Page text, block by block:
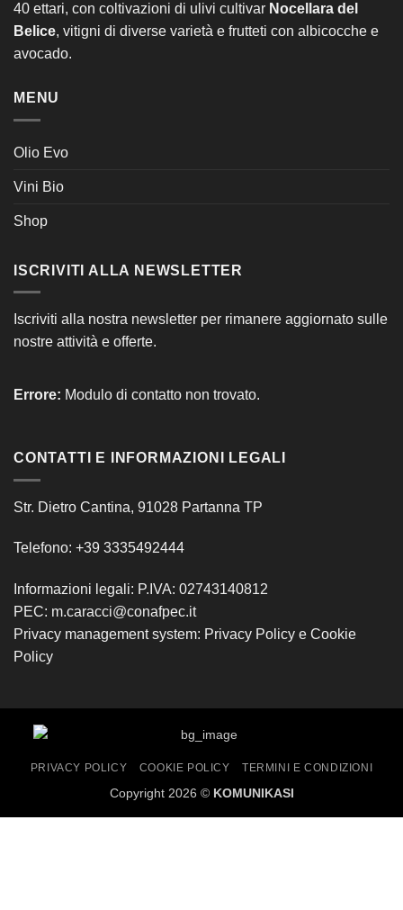
40 ettari, con coltivazioni di ulivi cultivar Nocellara del
Belice, vitigni di diverse varietà e frutteti con albicocche e
avocado.
MENU
Olio Evo
Vini Bio
Shop
ISCRIVITI ALLA NEWSLETTER
Iscriviti alla nostra newsletter per rimanere aggiornato sulle
nostre attività e offerte.
Errore: Modulo di contatto non trovato.
CONTATTI E INFORMAZIONI LEGALI
Str. Dietro Cantina, 91028 Partanna TP
Telefono: +39 3335492444
Informazioni legali: P.IVA: 02743140812
PEC: m.caracci@conafpec.it
Privacy management system: Privacy Policy e Cookie
Policy
PRIVACY POLICY COOKIE POLICY TERMINI E CONDIZIONI
Copyright 2026 © KOMUNIKASI